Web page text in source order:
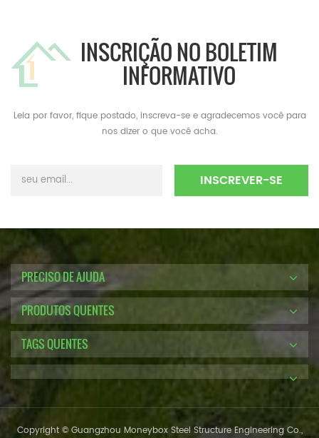
INSCRIÇÃO NO BOLETIM
INFORMATIVO
Leia por favor, fique postado, inscreva-se e agradecemos você para
nos dizer o que você acha.
PRECISO DE AJUDA
PRODUTOS QUENTES
TAGS QUENTES
Copyright © Guangzhou Moneybox Steel Structure Engineering Co.,